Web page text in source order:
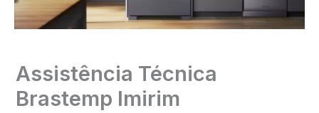
Assistência Técnica
Brastemp Imirim